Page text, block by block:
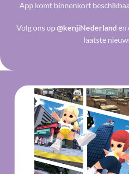
App komt binnenkort
Volg ons op@kenjiNederland en
laatste